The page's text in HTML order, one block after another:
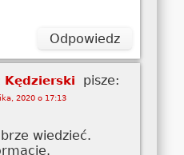
Odpowiedz
Kędzierski pisze:
2020 o 17:13
wiedzieć.